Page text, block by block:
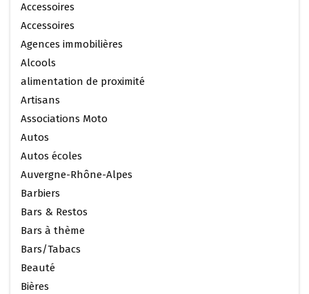
Accessoires
Accessoires
Agences immobilières
Alcools
alimentation de proximité
Artisans
Associations Moto
Autos
Autos écoles
Auvergne-Rhône-Alpes
Barbiers
Bars & Restos
Bars à thème
Bars/Tabacs
Beauté
Bières